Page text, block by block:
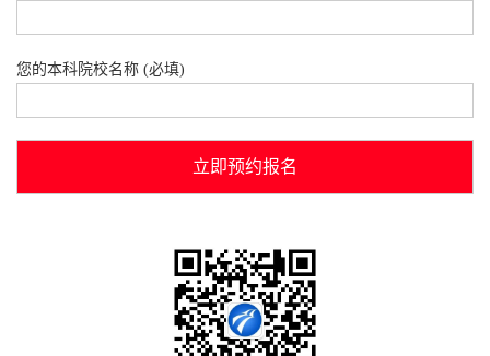
您的本科院校名称 (必填)